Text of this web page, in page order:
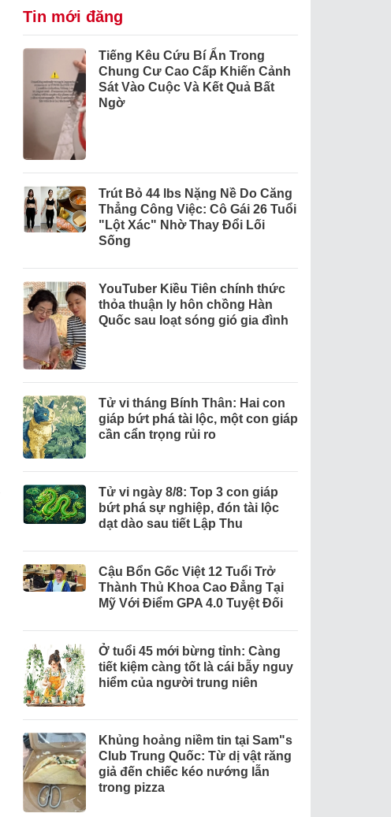
Tin mới đăng
Tiếng Kêu Cứu Bí Ẩn Trong
Chung Cư Cao Cấp Khiến Cảnh
Sát Vào Cuộc Và Kết Quả Bất
Ngờ
Trút Bỏ 44 lbs Nặng Nề Do Căng
Thẳng Công Việc: Cô Gái 26 Tuổi
"Lột Xác" Nhờ Thay Đổi Lối
Sống
YouTuber Kiều Tiên chính thức
thỏa thuận ly hôn chồng Hàn
Quốc sau loạt sóng gió gia đình
Tử vi tháng Bính Thân: Hai con
giáp bứt phá tài lộc, một con giáp
cần cẩn trọng rủi ro
Tử vi ngày 8/8: Top 3 con giáp
bứt phá sự nghiệp, đón tài lộc
dạt dào sau tiết Lập Thu
Cậu Bổn Gốc Việt 12 Tuổi Trở
Thành Thủ Khoa Cao Đẳng Tại
Mỹ Với Điểm GPA 4.0 Tuyệt Đối
Ở tuổi 45 mới bừng tỉnh: Càng
tiết kiệm càng tốt là cái bẫy nguy
hiểm của người trung niên
Khủng hoảng niềm tin tại Sam"s
Club Trung Quốc: Từ dị vật răng
giả đến chiếc kéo nướng lẫn
trong pizza